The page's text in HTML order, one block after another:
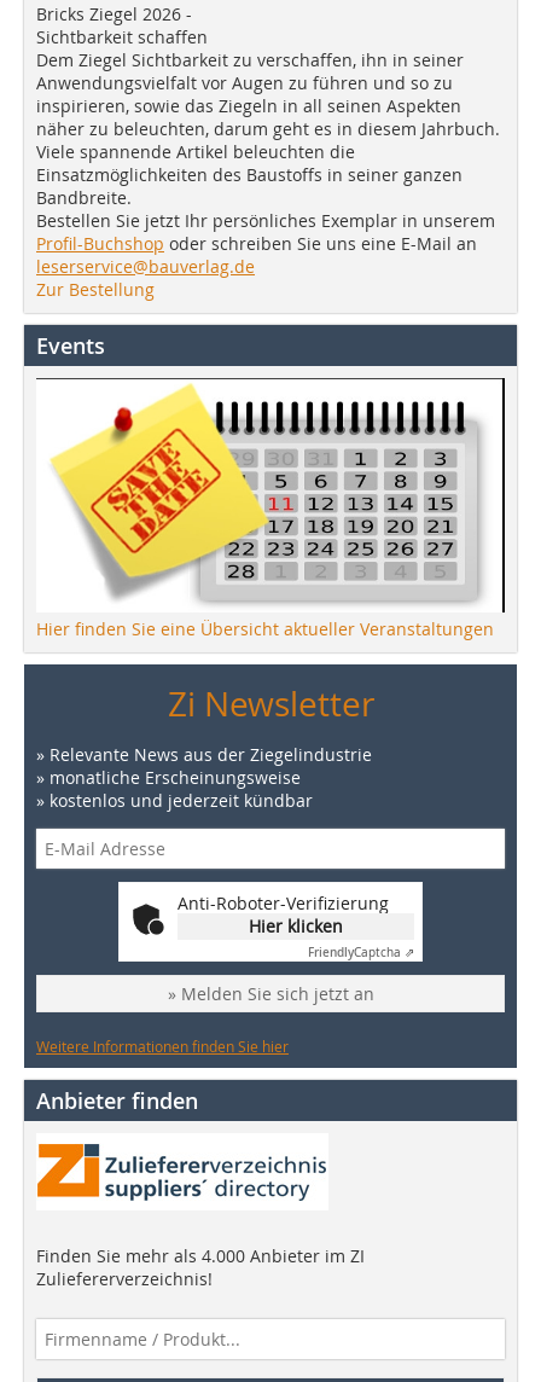
Bricks Ziegel 2026 -
Sichtbarkeit schaffen
Dem Ziegel Sichtbarkeit zu verschaffen, ihn in seiner
Anwendungsvielfalt vor Augen zu führen und so zu
inspirieren, sowie das Ziegeln in all seinen Aspekten
näher zu beleuchten, darum geht es in diesem Jahrbuch.
Viele spannende Artikel beleuchten die
Einsatzmöglichkeiten des Baustoffs in seiner ganzen
Bandbreite.
Bestellen Sie jetzt Ihr persönliches Exemplar in unserem
Profil-Buchshop oder schreiben Sie uns eine E-Mail an
leserservice@bauverlag.de
Zur Bestellung
Events
Hier finden Sie eine Übersicht aktueller Veranstaltungen
Zi Newsletter
» Relevante News aus der Ziegelindustrie
» monatliche Erscheinungsweise
» kostenlos und jederzeit kündbar
Anti-Roboter-Verifizierung
Hier klicken
FriendlyCaptcha ⇗
» Melden Sie sich jetzt an
Weitere Informationen finden Sie hier
Anbieter finden
Finden Sie mehr als 4.000 Anbieter im ZI
Zuliefererverzeichnis!